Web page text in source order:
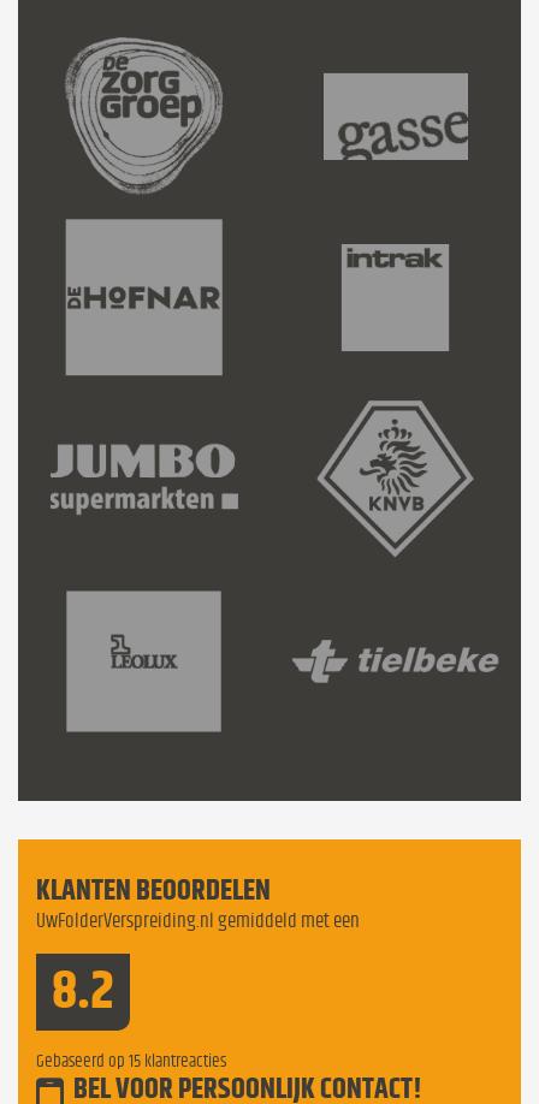
KLANTEN BEOORDELEN
UwFolderVerspreiding.nl gemiddeld met een
8.2
Gebaseerd op 15 klantreacties
BEL VOOR PERSOONLIJK CONTACT!